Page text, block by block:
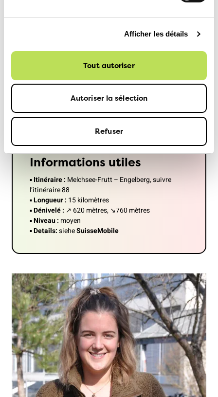
Afficher les détails
Tout autoriser
Autoriser la sélection
Refuser
Au bord du Trüebsee, c’est le paradis des familles et
des touristes. Places de jeux, tyrolienne, trampolines et
autres activités ont envahi le rivage. Un petit chalet de
bois invite à louer une barque afin de s’éloigner de ce
bruyant fourmillement, mais nous choisissons plutôt
l’abri de la télécabine qui redescend vers Engelberg.
Informations utiles
▪️Itinéraire : Melchsee-Frutt – Engelberg, suivre
l’itinéraire 88
▪️Longueur : 15 kilomètres
▪️Dénivelé : ↗ 620 mètres, ↘760 mètres
▪️Niveau : moyen
▪️Details:sieheSuisseMobile